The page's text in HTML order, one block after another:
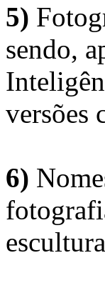
5)
sendo,
versões
6)